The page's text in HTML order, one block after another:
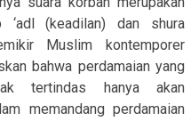
‘adl (keadilan) dan shura
Muslim kontemporer
bahwa perdamaian yang
tertindas hanya akan
memandang perdamaian